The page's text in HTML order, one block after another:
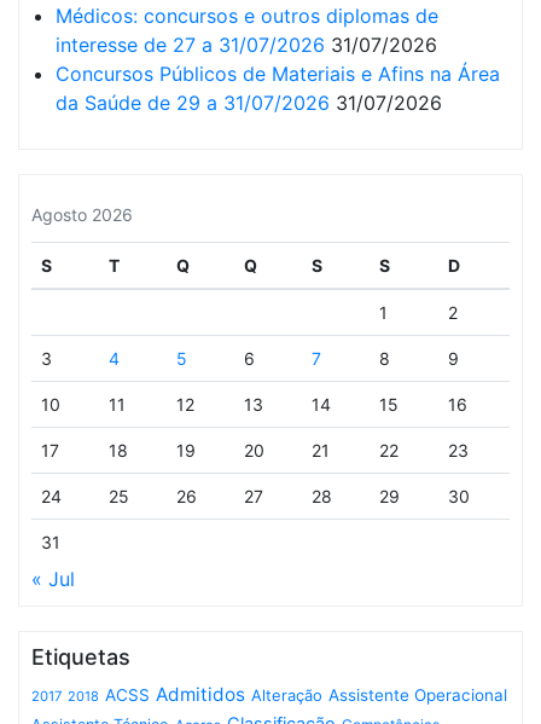
Médicos: concursos e outros diplomas de
interesse de 27 a 31/07/2026 31/07/2026
Concursos Públicos de Materiais e Afins na Área
da Saúde de 29 a 31/07/2026 31/07/2026
Agosto 2026
S T Q Q S S D
1 2
3 4 5 6 7 8 9
10 11 12 13 14 15 16
17 18 19 20 21 22 23
24 25 26 27 28 29 30
31
« Jul
Etiquetas
2017 2018 ACSS Admitidos Alteração Assistente Operacional